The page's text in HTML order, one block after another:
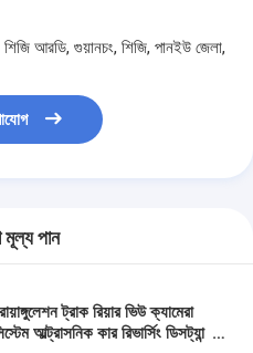
শিজি আরডি, গুয়ানচং, শিজি, পানইউ জেলা,
মূল্য পান
ট্রাক রিয়ার ভিউ ক্যামেরা
আল্ট্রাসনিক কার রিভার্সিং ডিসট্যান্স